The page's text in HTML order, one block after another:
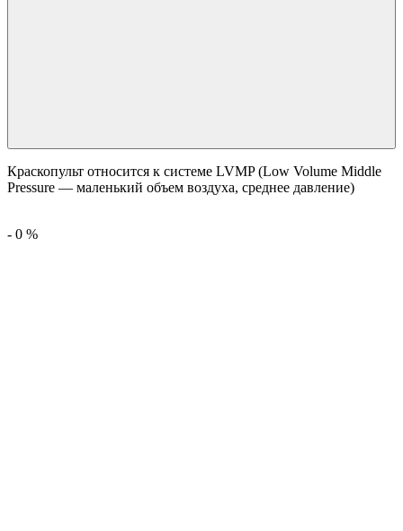
Краскопульт относится к системе LVMP (Low Volume Middle
Pressure — маленький объем воздуха, среднее давление)
- 0 %